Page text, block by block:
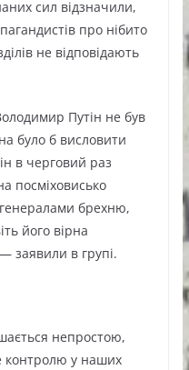
сил відзначили,
про нібито
не відповідають
Путін не був
було б висловити
в черговий раз
посміховисько
брехню,
його вірна
— заявили в групі.
непростою,
контролю у наших